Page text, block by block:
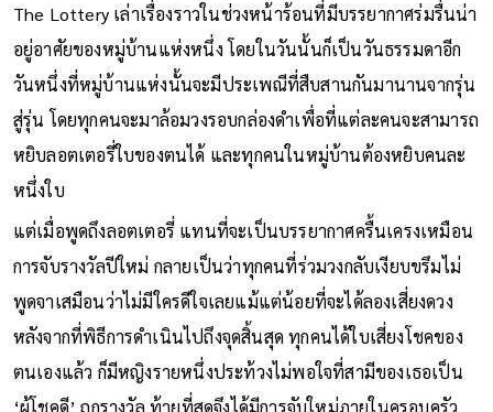
The Lottery เล่าเรื่องราวในช่วงหน้าร้อนที่มีบรรยากาศร่มรื่นน่า
อยู่อาศัยของหมู่บ้านแห่งหนึ่ง โดยในวันนั้นก็เป็นวันธรรมดาอีก
วันหนึ่งที่หมู่บ้านแห่งนั้นจะมีประเพณีที่สืบสานกันมานานจากรุ่น
สู่รุ่น โดยทุกคนจะมาล้อมวงรอบกล่องดำเพื่อที่แต่ละคนจะสามารถ
หยิบลอตเตอรี่ใบของตนได้ และทุกคนในหมู่บ้านต้องหยิบคนละ
หนึ่งใบ
แต่เมื่อพูดถึงลอตเตอรี่ แทนที่จะเป็นบรรยากาศครื้นเครงเหมือน
การจับรางวัลปีใหม่ กลายเป็นว่าทุกคนที่ร่วมวงกลับเงียบขรึมไม่
พูดจาเสมือนว่าไม่มีใครดีใจเลยแม้แต่น้อยที่จะได้ลองเสี่ยงดวง
หลังจากที่พิธีการดำเนินไปถึงจุดสิ้นสุด ทุกคนได้ใบเสี่ยงโชคของ
ตนเองแล้ว ก็มีหญิงรายหนึ่งประท้วงไม่พอใจที่สามีของเธอเป็น
‘ผู้โชคดี’ ถูกรางวัล ท้ายที่สุดจึงได้มีการจับใหม่ภายในครอบครัว